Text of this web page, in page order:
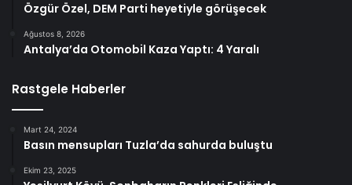
Özgür Özel, DEM Parti heyetiyle görüşecek
Ağustos 8, 2026
Antalya’da Otomobil Kaza Yaptı: 4 Yaralı
Rastgele Haberler
Mart 24, 2024
Basın mensupları Tuzla’da sahurda buluştu
Ekim 23, 2025